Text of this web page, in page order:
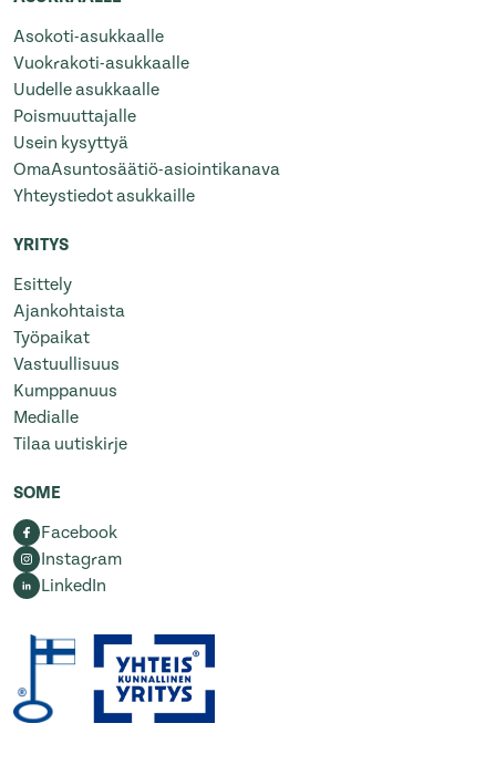
Asokoti-asukkaalle
Vuokrakoti-asukkaalle
Uudelle asukkaalle
Poismuuttajalle
Usein kysyttyä
OmaAsuntosäätiö-asiointikanava
Yhteystiedot asukkaille
YRITYS
Esittely
Ajankohtaista
Työpaikat
Vastuullisuus
Kumppanuus
Medialle
Tilaa uutiskirje
SOME
Facebook
Instagram
LinkedIn